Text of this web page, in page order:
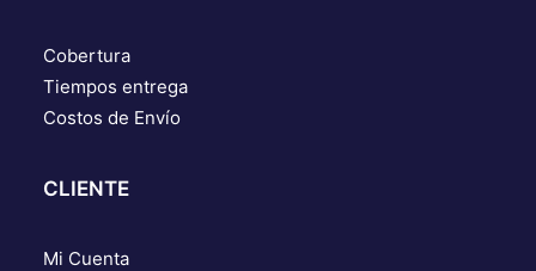
Cobertura
Tiempos entrega
Costos de Envío
CLIENTE
Mi Cuenta